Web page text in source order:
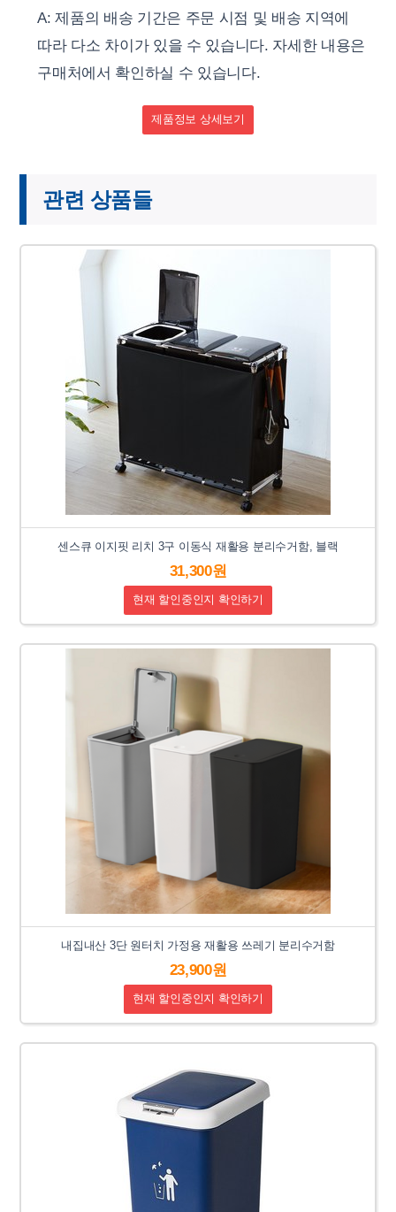
A: 제품의 배송 기간은 주문 시점 및 배송 지역에
따라 다소 차이가 있을 수 있습니다. 자세한 내용은
구매처에서 확인하실 수 있습니다.
제품정보 상세보기
관련 상품들
센스큐 이지핏 리치 3구 이동식 재활용 분리수거함, 블랙
31,300원
현재 할인중인지 확인하기
내집내산 3단 원터치 가정용 재활용 쓰레기 분리수거함
23,900원
현재 할인중인지 확인하기